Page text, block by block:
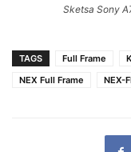
Sketsa Sony
TAGS Full Frame
NEX Full Frame
NEX-